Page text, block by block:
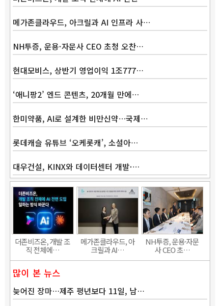
메가존클라우드, 아크릴과 AI 인프라 사…
NH투증, 운용·자문사 CEO 초청 오찬…
현대모비스, 상반기 영업이익 1조777…
‘애니팡2’ 엔드 콘텐츠, 20개월 만에…
한미약품, AI로 설계한 비만신약…국제…
롯데캐슬 유튜브 ‘오케롯캐’, 소셜아…
대우건설, KINX와 데이터센터 개발·…
더존비즈온, 개발 조
직 전체에…
메가존클라우드, 아
크릴과 AI…
NH투증, 운용·자문
사 CEO 초…
많이 본 뉴스
늦어진 장마…제주 평년보다 11일, 남…